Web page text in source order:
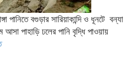
পানিতে বগুড়ার সারিয়াকান্দি ও ধূনটে বন্যা
পাহাড়ি ঢলের পানি বৃদ্ধি পাওয়ায়